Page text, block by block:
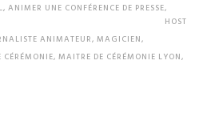
, ANIMER UNE CONFÉRENCE DE PRESSE,
HOST
ANIMATEUR, MAGICIEN,
CÉRÉMONIE, MAITRE DE CÉRÉMONIE LYON,